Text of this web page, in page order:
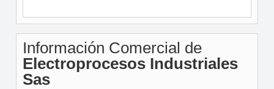
Información Comercial de
Electroprocesos Industriales
Sas